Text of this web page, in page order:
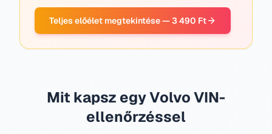
Teljes előélet megtekintése — 3 490 Ft
Mit kapsz egy Volvo VIN-
ellenőrzéssel